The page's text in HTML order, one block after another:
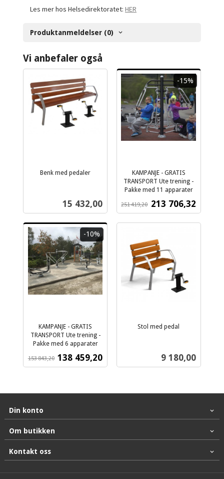
Les mer hos Helsedirektoratet:HER
Produktanmeldelser (0)
Vi anbefaler også
Benk med pedaler
Pris
15 432,00
KAMPANJE - GRATIS
TRANSPORT Ute trening -
Pakke med 11 apparater
Tilbud
213 706,32
251 419,20
-15%
mva.
KAMPANJE - GRATIS
TRANSPORT Ute trening -
Pakke med 6 apparater
Tilbud
138 459,20
153 843,20
-10%
mva.
Stol med pedal
Pris
9 180,00
Din konto
Om butikken
Kontakt oss